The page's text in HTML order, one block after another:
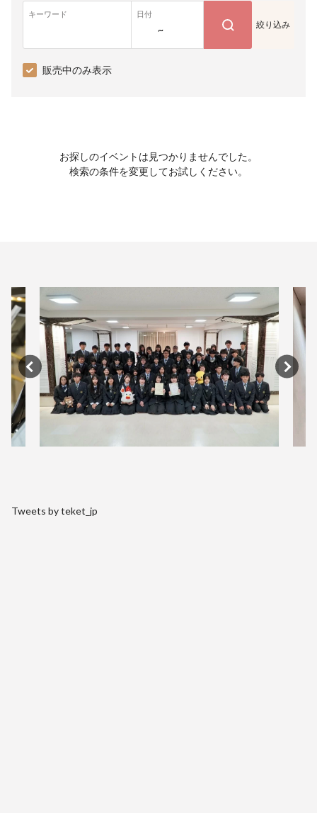
キーワード 日付
~ 絞り込み
販売中のみ表示
お探しのイベントは見つかりませんでした。
検索の条件を変更してお試しください。
Tweets by teket_jp